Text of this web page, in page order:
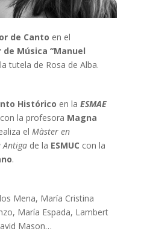
de Canto en el
Música “Manuel
tutela de Rosa de Alba.
Histórico en la ESMAE
la profesora Magna
el Màster en
Antigade la ESMUC con la
.
Mena, María Cristina
María Espada, Lambert
Mason…